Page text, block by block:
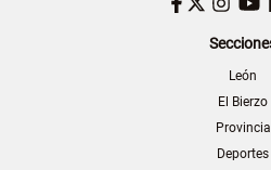
León
El Bierzo
Provincia
Deportes